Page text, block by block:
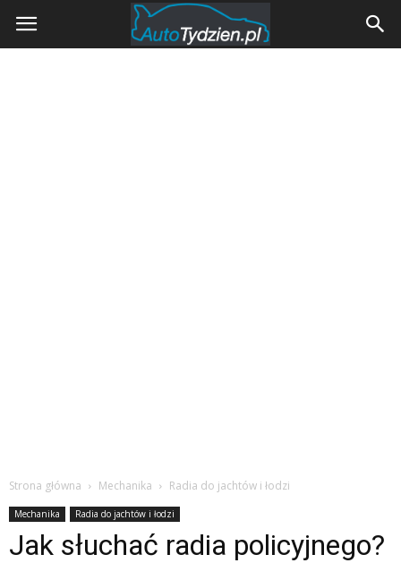
AutoTydzien.pl
Strona główna Mechanika Radia do jachtów i łodzi
Mechanika Radia do jachtów i łodzi
Jak słuchać radia policyjnego?